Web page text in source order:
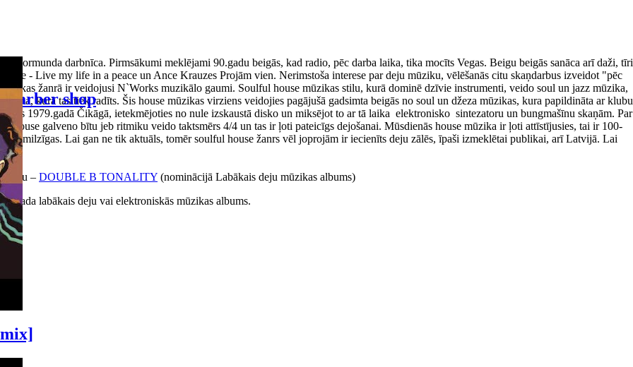
shop
Normunda darbnīca. Pirmsākumi meklējami 90.gadu beigās, kad radio, pēc darba laika, tika mocīts Vegas. Beigu beigās sanāca arī daži, tīri
- Live my life in a peace un Ance Krauzes Projām vien. Nerimstoša interese par deju mūziku, vēlēšanās citu skaņdarbus izveidot "pēc
žanrā ir veidojusi N`Works muzikālo gaumi. Soulful house mūzikas stilu, kurā dominē dzīvie instrumenti, veido soul un jazz mūzika,
kurā tas tiek radīts. Šis house mūzikas virziens veidojies pagājušā gadsimta beigās no soul un džeza mūzikas, kura papildināta ar klubu
1979.gadā Čikāgā, ietekmējoties no nule izskaustā disko un miksējot to ar tā laika elektronisko sintezatoru un bungmašīnu skaņām. Par
House galveno bītu jeb ritmiku veido taktsmērs 4/4 un tas ir ļoti pateicīgs dejošanai. Mūsdienās house mūzika ir ļoti attīstījusies, tai ir 100-
ir milzīgas. Lai gan ne tik aktuāls, tomēr soulful house žanrs vēl joprojām ir iecienīts deju zālēs, īpaši izmeklētai publikai, arī Latvijā. Lai
– DOUBLE B TONALITY (nominācijā Labākais deju mūzikas albums)
labākais deju vai elektroniskās mūzikas albums.